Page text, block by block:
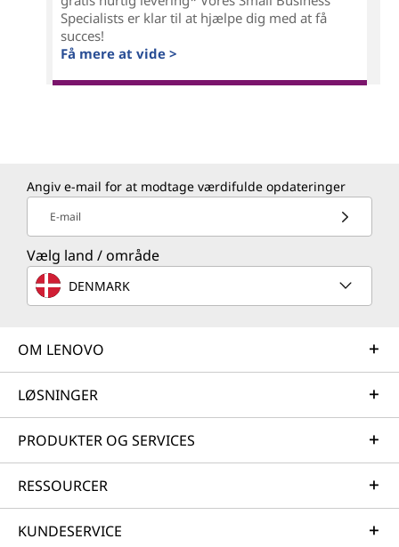
Specialists er klar til at hjælpe dig med at få
succes!
Få mere at vide >
Angiv e-mail for at modtage værdifulde opdateringer
E-mail
Vælg land / område
DENMARK
OM LENOVO
LØSNINGER
PRODUKTER OG SERVICES
RESSOURCER
KUNDESERVICE